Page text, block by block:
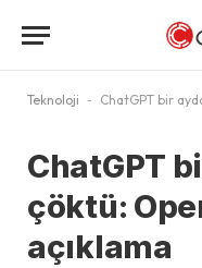
Teknoloji - ChatGPT bir
ChatGPT
çöktü:
açıklama